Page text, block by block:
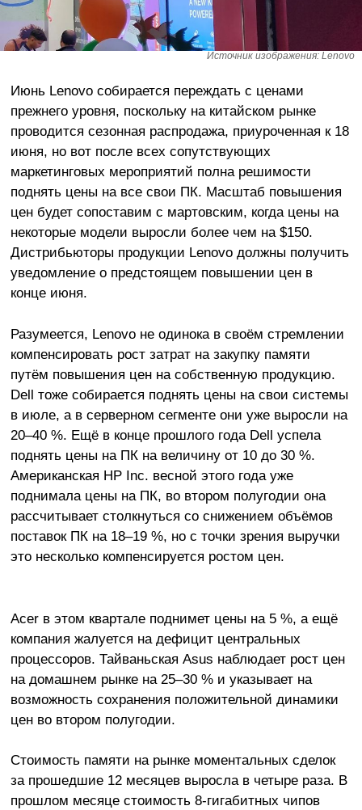
Источник изображения: Lenovo
Июнь Lenovo собирается переждать с ценами
прежнего уровня, поскольку на китайском рынке
проводится сезонная распродажа, приуроченная к 18
июня, но вот после всех сопутствующих
маркетинговых мероприятий полна решимости
поднять цены на все свои ПК. Масштаб повышения
цен будет сопоставим с мартовским, когда цены на
некоторые модели выросли более чем на $150.
Дистрибьюторы продукции Lenovo должны получить
уведомление о предстоящем повышении цен в
конце июня.
Разумеется, Lenovo не одинока в своём стремлении
компенсировать рост затрат на закупку памяти
путём повышения цен на собственную продукцию.
Dell тоже собирается поднять цены на свои системы
в июле, а в серверном сегменте они уже выросли на
20–40 %. Ещё в конце прошлого года Dell успела
поднять цены на ПК на величину от 10 до 30 %.
Американская HP Inc. весной этого года уже
поднимала цены на ПК, во втором полугодии она
рассчитывает столкнуться со снижением объёмов
поставок ПК на 18–19 %, но с точки зрения выручки
это несколько компенсируется ростом цен.
Acer в этом квартале поднимет цены на 5 %, а ещё
компания жалуется на дефицит центральных
процессоров. Тайваньская Asus наблюдает рост цен
на домашнем рынке на 25–30 % и указывает на
возможность сохранения положительной динамики
цен во втором полугодии.
Стоимость памяти на рынке моментальных сделок
за прошедшие 12 месяцев выросла в четыре раза. В
прошлом месяце стоимость 8-гигабитных чипов